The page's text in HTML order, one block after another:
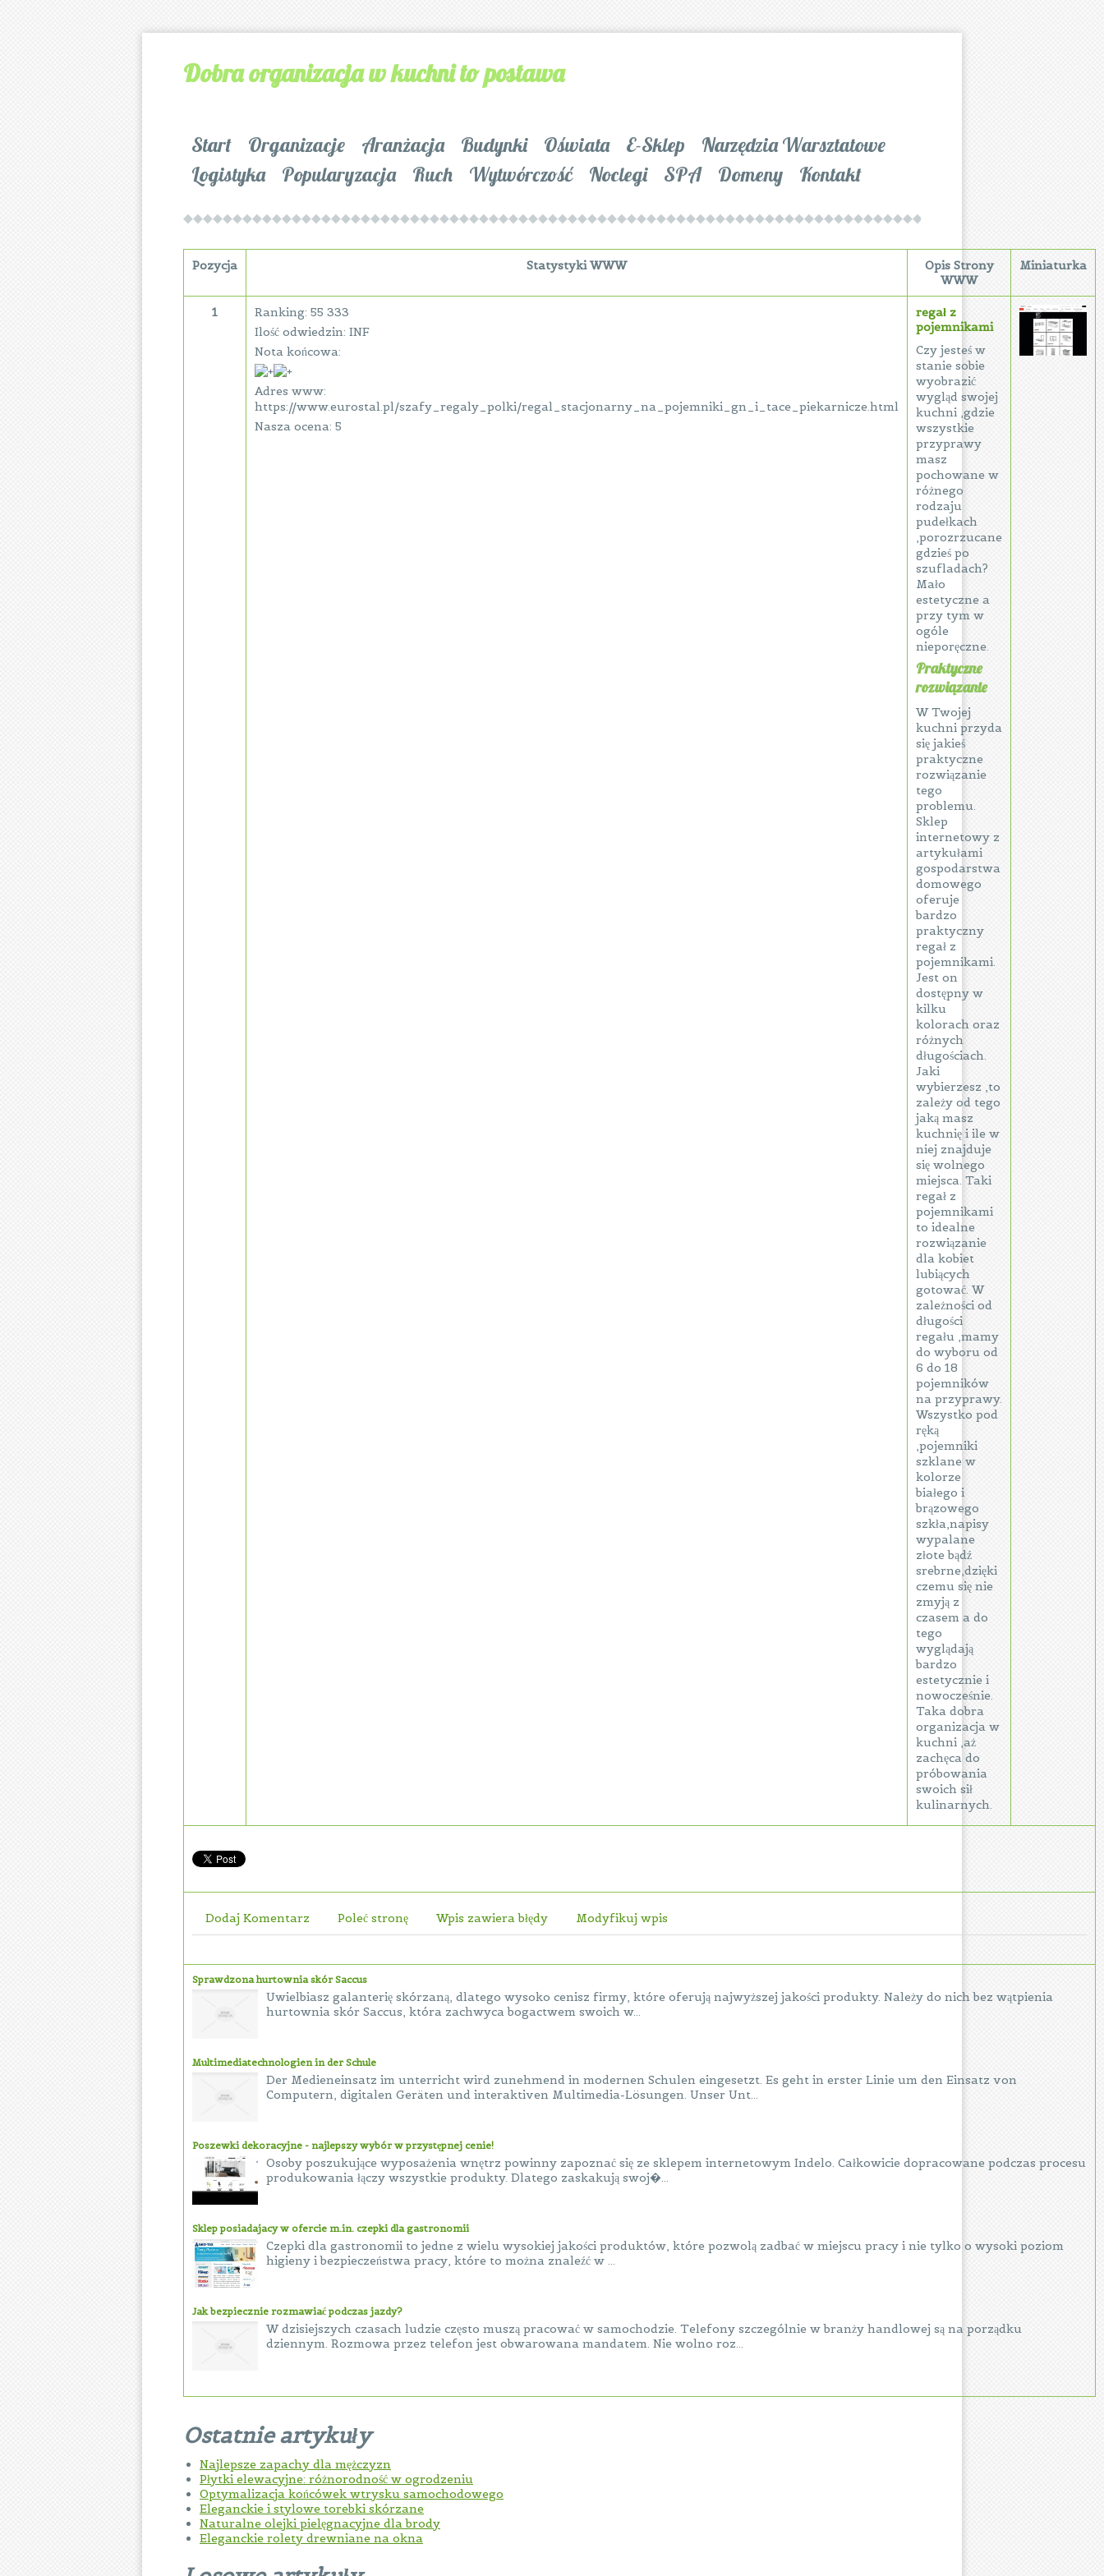
Dobra organizacja w kuchni to postawa
Start Organizacje Aranżacja Budynki Oświata E-Sklep
Narzędzia Warsztatowe
Logistyka
Popularyzacja Ruch Wytwórczość Noclegi SPA Domeny Kontakt
Pozycja Statystyki WWW
Opis Strony
WWW
Miniaturka
1
Ranking: 55 333
Ilość odwiedzin: INF
Nota końcowa:
Adres www:
https://www.eurostal.pl/szafy_regaly_polki/regal_stacjonarny_na_pojemniki_gn_i_tace_piekarnicze.html
Nasza ocena: 5
regał z
pojemnikami
Czy jesteś w
stanie sobie
wyobrazić
wygląd swojej
kuchni ,gdzie
wszystkie
przyprawy
masz
pochowane w
różnego
rodzaju
pudełkach
,porozrzucane
gdzieś po
szufladach?
Mało
estetyczne a
przy tym w
ogóle
nieporęczne.
Praktyczne
rozwiązanie
W Twojej
kuchni przyda
się jakieś
praktyczne
rozwiązanie
tego
problemu.
Sklep
internetowy z
artykułami
gospodarstwa
domowego
oferuje
bardzo
praktyczny
regał z
pojemnikami.
Jest on
dostępny w
kilku
kolorach oraz
różnych
długościach.
Jaki
wybierzesz ,to
zależy od tego
jaką masz
kuchnię i ile w
niej znajduje
się wolnego
miejsca. Taki
regał z
pojemnikami
to idealne
rozwiązanie
dla kobiet
lubiących
gotować. W
zależności od
długości
regału ,mamy
do wyboru od
6 do 18
pojemników
na przyprawy.
Wszystko pod
ręką
,pojemniki
szklane w
kolorze
białego i
brązowego
szkła,napisy
wypalane
złote bądź
srebrne,dzięki
czemu się nie
zmyją z
czasem a do
tego
wyglądają
bardzo
estetycznie i
nowocześnie.
Taka dobra
organizacja w
kuchni ,aż
zachęca do
próbowania
swoich sił
kulinarnych.
Dodaj Komentarz Poleć stronę Wpis zawiera błędy Modyfikuj wpis
Sprawdzona hurtownia skór Saccus
Uwielbiasz galanterię skórzaną, dlatego wysoko cenisz firmy, które oferują najwyższej jakości produkty. Należy do nich bez wątpienia
hurtownia skór Saccus, która zachwyca bogactwem swoich w...
Multimediatechnologien in der Schule
Der Medieneinsatz im unterricht wird zunehmend in modernen Schulen eingesetzt. Es geht in erster Linie um den Einsatz von
Computern, digitalen Geräten und interaktiven Multimedia-Lösungen. Unser Unt...
Poszewki dekoracyjne - najlepszy wybór w przystępnej cenie!
Osoby poszukujące wyposażenia wnętrz powinny zapoznać się ze sklepem internetowym Indelo. Całkowicie dopracowane podczas procesu
produkowania łączy wszystkie produkty. Dlatego zaskakują swoj�...
Sklep posiadajacy w ofercie m.in. czepki dla gastronomii
Czepki dla gastronomii to jedne z wielu wysokiej jakości produktów, które pozwolą zadbać w miejscu pracy i nie tylko o wysoki poziom
higieny i bezpieczeństwa pracy, które to można znaleźć w ...
Jak bezpiecznie rozmawiać podczas jazdy?
W dzisiejszych czasach ludzie często muszą pracować w samochodzie. Telefony szczególnie w branży handlowej są na porządku
dziennym. Rozmowa przez telefon jest obwarowana mandatem. Nie wolno roz...
Ostatnie artykuły
Najlepsze zapachy dla mężczyzn
Płytki elewacyjne: różnorodność w ogrodzeniu
Optymalizacja końcówek wtrysku samochodowego
Eleganckie i stylowe torebki skórzane
Naturalne olejki pielęgnacyjne dla brody
Eleganckie rolety drewniane na okna